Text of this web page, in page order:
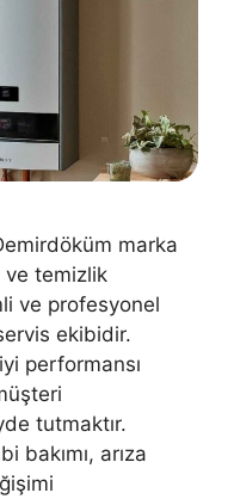
marka
ve temizlik
ve profesyonel
ekibidir.
iyi performansı
tutmaktır.
bakımı, arıza